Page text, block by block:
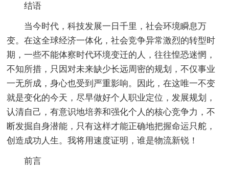
结语
当今时代，科技发展一日千里，社会环境瞬息万
变。在这全球经济一体化，社会竞争异常激烈的转型时
期，一些不能体察时代环境变迁的人，往往惶恐迷惘，
不知所措，只因对未来缺少长远周密的规划，不仅事业
一无所成，身心也受到严重影响。因此，在这唯一不变
就是变化的今天，尽早做好个人职业定位，发展规划，
认清自己，有意识地培养和强化个人的核心竞争力，不
断发掘自身潜能，只有这样才能正确地把握命运只舵，
创造成功人生。我将用速度证明，谁是物流新锐！
前言